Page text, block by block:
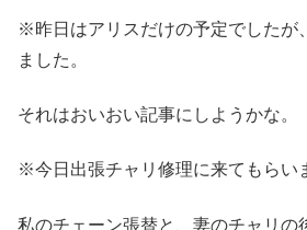
※昨日はアリスだけの予定でしたが
ました。
それはおいおい記事にしようかな。
※今日出張チャリ修理に来てもらい
私のチェーン張替と、妻のチャリの